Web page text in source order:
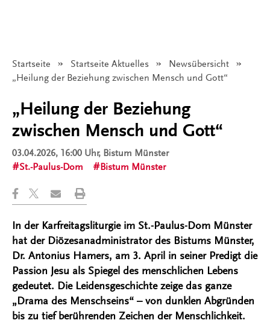
Startseite Startseite Aktuelles
Newsübersicht
Angezeigt:
„Heilung der Beziehung zwischen Mensch und Gott“
„Heilung der Beziehung
zwischen Mensch und Gott“
03.04.2026, 16:00 Uhr, Bistum Münster
St.-Paulus-Dom
Bistum Münster
In der Karfreitagsliturgie im St.-Paulus-Dom Münster
hat der Diözesanadministrator des Bistums Münster,
Dr. Antonius Hamers, am 3. April in seiner Predigt die
Passion Jesu als Spiegel des menschlichen Lebens
gedeutet. Die Leidensgeschichte zeige das ganze
„Drama des Menschseins“ – von dunklen Abgründen
bis zu tief berührenden Zeichen der Menschlichkeit.